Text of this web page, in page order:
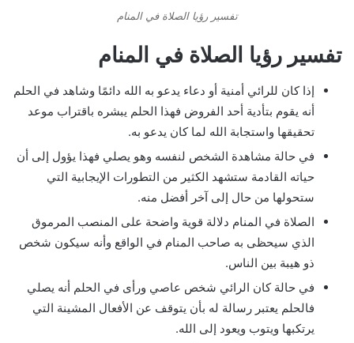
تفسير رؤيا الصلاة في المنام
تفسير رؤيا الصلاة في المنام
إذا كان للرائي أمنية أو دعاء يدعو به الله دائمًا وشاهد في الحلم
أنه يقوم بتأدية أحد الفروض فهذا الحلم يبشره باقتراب موعد
تحقيقها واستجابة الله لما كان يدعو به.
في حالة مشاهدة الشخص لنفسه وهو يصلي فهذا يؤول إلى أن
حياته القادمة ستشهد الكثير من التطورات الإيجابية التي
ستحولها من حال إلى آخر أفضل منه.
الصلاة في المنام دلالة قوية واضحة على المنصب المرموق
الذي سيحظى به صاحب المنام في الواقع وأنه سيكون شخص
ذو هيبة بين الناس.
في حالة كان الرائي شخص عاصي ورأى في الحلم أنه يصلي
فالحلم يعتبر رسالة له بأن يتوقف عن الأفعال المشينة التي
يرتكبها ويتوب ويعود إلى الله.